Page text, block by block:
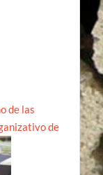
de las
de